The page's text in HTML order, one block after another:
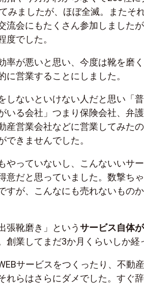
みましたが、ほぼ全滅。またそ
流会にもたくさん参加しました
度でした。
率が悪いと思い、今度は靴を磨
に営業することにしました。
しないといけない人だと思い「
いる会社」つまり保険会社、弁
産営業会社などに営業してみた
できませんでした。
やっていないし、こんないいサ
意だと思っていました。数撃ち
すが、こんなにも売れないもの
張靴磨き」というサービス自体
創業してまだ3か月くらいしか経
サービスをつくったり、不動
れらはさらにダメでした。すぐ辞